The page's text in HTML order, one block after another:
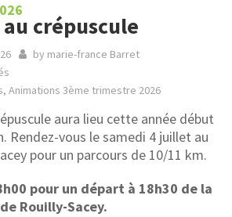
crépuscule
by marie-france Barret
, Animations 3ème trimestre 2026
aura lieu cette année début
Rendez-vous le samedi 4 juillet au
pour un parcours de 10/11 km.
pour un départ à 18h30 de la
Rouilly-Sacey.